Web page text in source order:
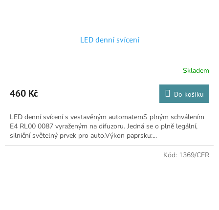
LED denní svícení
produktu
je
z
5
hvězdiček.
Skladem
460 Kč Do košíku
LED denní svícení s vestavěným automatemS plným schválením
E4 RL00 0087 vyraženým na difuzoru. Jedná se o plně legální,
silniční světelný prvek pro auto.Výkon paprsku:...
Kód: 1369/CER